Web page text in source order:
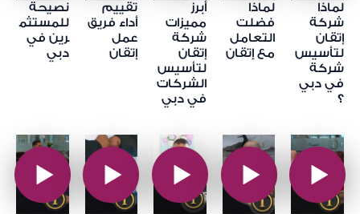
نصيحة
للمستثم
رين في
دبي
تقييم
أداء فريق
عمل
إتقان
أبرز
مميزات
شركة
إتقان
لتأسيس
الشركات
في دبي
لماذا
فضلت
التعامل
مع إتقان
لماذا
شركة
إتقان
لتأسيس
شركة
في دبي
؟